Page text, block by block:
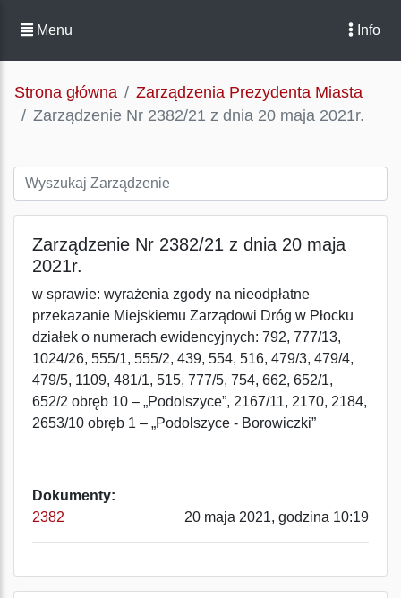
Menu Info
Strona główna
Zarządzenia Prezydenta Miasta
Zarządzenie Nr 2382/21 z dnia 20 maja 2021r.
Zarządzenie Nr 2382/21 z dnia 20 maja
2021r.
w sprawie: wyrażenia zgody na nieodpłatne
przekazanie Miejskiemu Zarządowi Dróg w Płocku
działek o numerach ewidencyjnych: 792, 777/13,
1024/26, 555/1, 555/2, 439, 554, 516, 479/3, 479/4,
479/5, 1109, 481/1, 515, 777/5, 754, 662, 652/1,
652/2 obręb 10 – „Podolszyce”, 2167/11, 2170, 2184,
2653/10 obręb 1 – „Podolszyce - Borowiczki”
Dokumenty:
2382
20 maja 2021, godzina 10:19